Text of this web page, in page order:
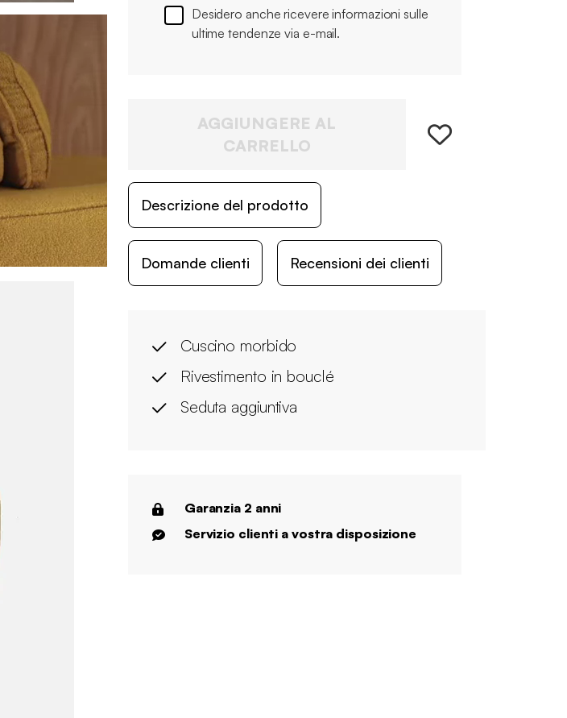
Desidero anche ricevere informazioni sulle
ultime tendenze via e-mail.
AGGIUNGERE AL
CARRELLO
Descrizione del prodotto
Domande clienti Recensioni dei clienti
Cuscino morbido
Rivestimento in bouclé
Seduta aggiuntiva
Garanzia 2 anni
Servizio clienti a vostra disposizione